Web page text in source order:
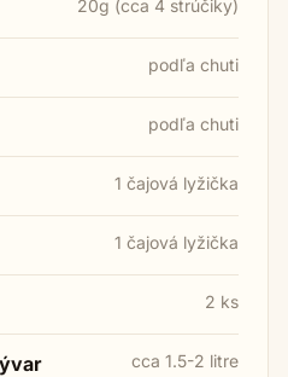
20g (cca 4 strúčiky)
podľa chuti
podľa chuti
1 čajová lyžička
1 čajová lyžička
2 ks
cca 1.5-2 litre